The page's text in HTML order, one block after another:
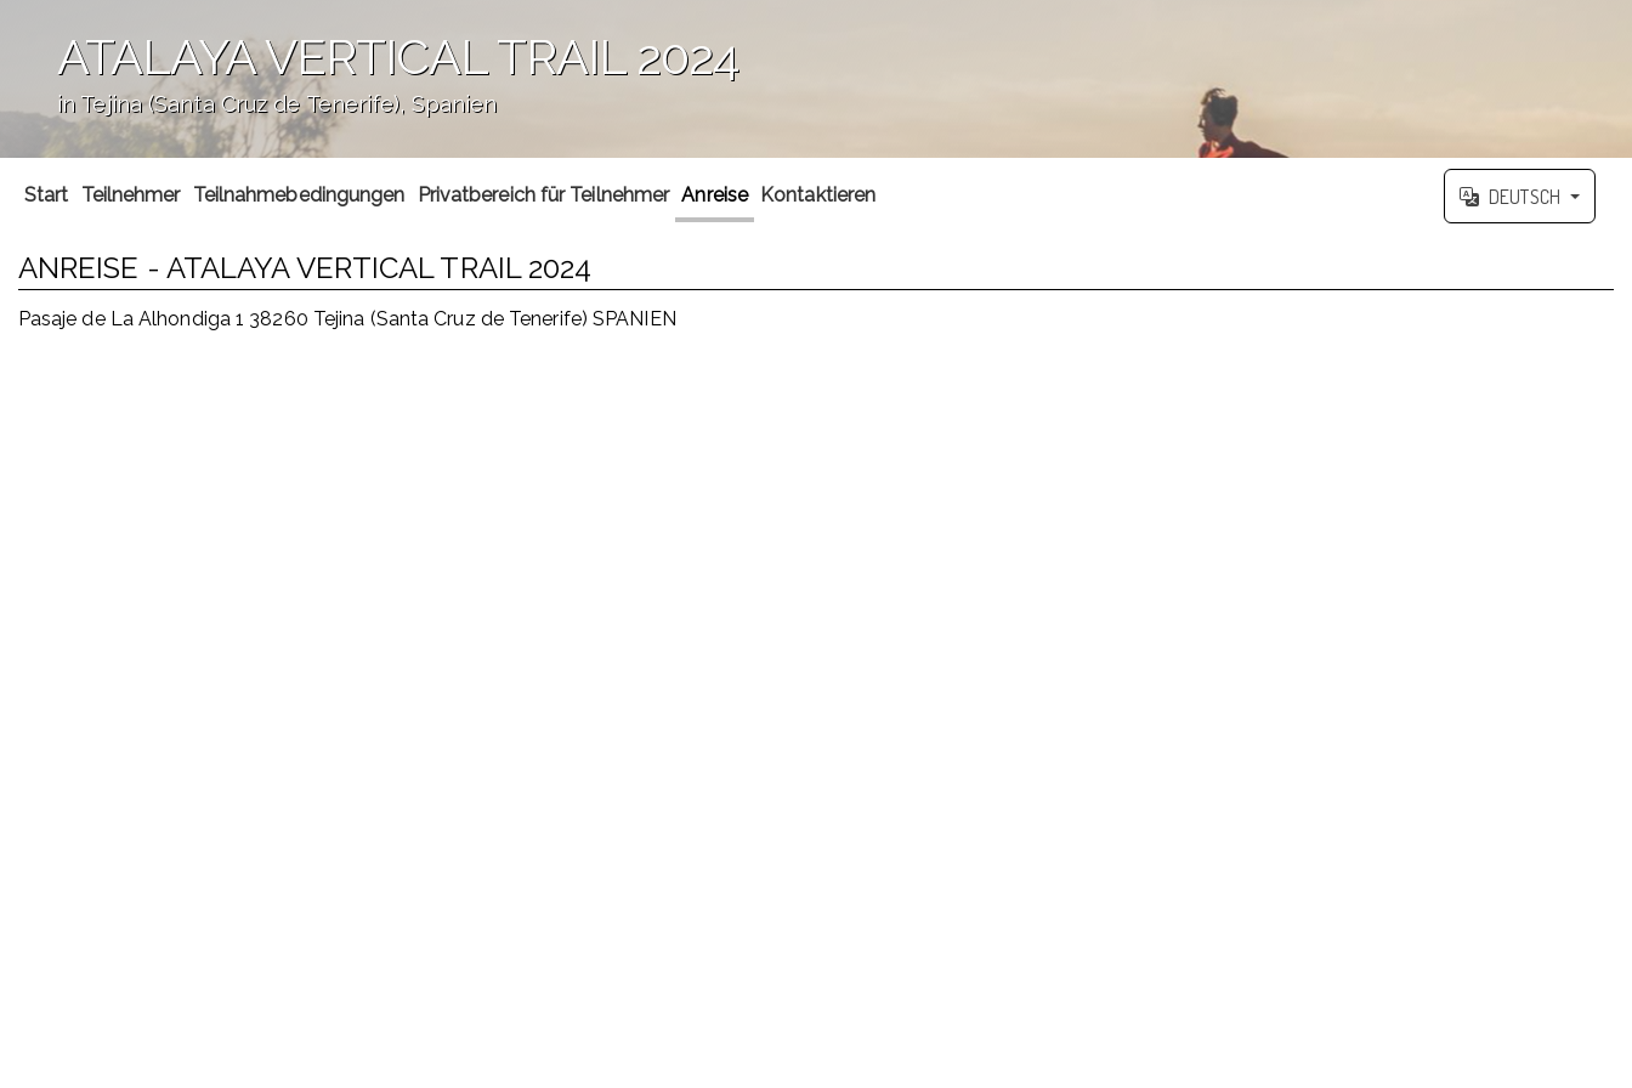
ATALAYA VERTICAL TRAIL 2024
in Tejina (Santa Cruz de Tenerife), Spanien
Start Teilnehmer Teilnahmebedingungen Privatbereich für Teilnehmer Anreise Kontaktieren DEUTSCH
ANREISE - ATALAYA VERTICAL TRAIL 2024
Pasaje de La Alhondiga 1 38260 Tejina (Santa Cruz de Tenerife) SPANIEN